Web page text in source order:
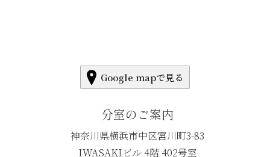
Google mapで見る
分室のご案内
神奈川県横浜市中区宮川町3-83
IWASAKIビル 4階 402号室